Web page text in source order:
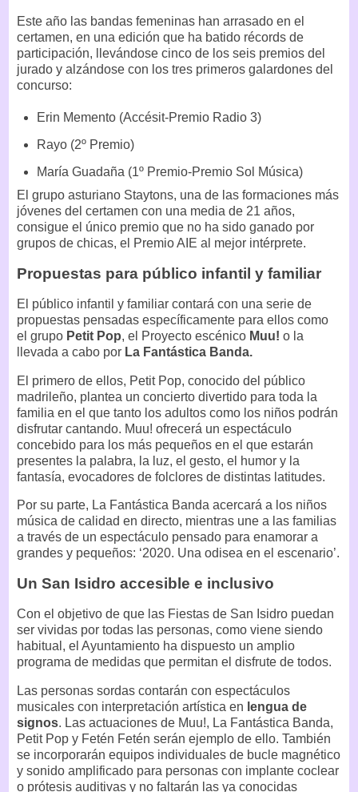
Este año las bandas femeninas han arrasado en el
certamen, en una edición que ha batido récords de
participación, llevándose cinco de los seis premios del
jurado y alzándose con los tres primeros galardones del
concurso:
Erin Memento (Accésit-Premio Radio 3)
Rayo (2º Premio)
María Guadaña (1º Premio-Premio Sol Música)
El grupo asturiano Staytons, una de las formaciones más
jóvenes del certamen con una media de 21 años,
consigue el único premio que no ha sido ganado por
grupos de chicas, el Premio AIE al mejor intérprete.
Propuestas para público infantil y familiar
El público infantil y familiar contará con una serie de
propuestas pensadas específicamente para ellos como
el grupo Petit Pop, el Proyecto escénico Muu! o la
llevada a cabo por La Fantástica Banda.
El primero de ellos, Petit Pop, conocido del público
madrileño, plantea un concierto divertido para toda la
familia en el que tanto los adultos como los niños podrán
disfrutar cantando. Muu! ofrecerá un espectáculo
concebido para los más pequeños en el que estarán
presentes la palabra, la luz, el gesto, el humor y la
fantasía, evocadores de folclores de distintas latitudes.
Por su parte, La Fantástica Banda acercará a los niños
música de calidad en directo, mientras une a las familias
a través de un espectáculo pensado para enamorar a
grandes y pequeños: ‘2020. Una odisea en el escenario’.
Un San Isidro accesible e inclusivo
Con el objetivo de que las Fiestas de San Isidro puedan
ser vividas por todas las personas, como viene siendo
habitual, el Ayuntamiento ha dispuesto un amplio
programa de medidas que permitan el disfrute de todos.
Las personas sordas contarán con espectáculos
musicales con interpretación artística en lengua de
signos. Las actuaciones de Muu!, La Fantástica Banda,
Petit Pop y Fetén Fetén serán ejemplo de ello. También
se incorporarán equipos individuales de bucle magnético
y sonido amplificado para personas con implante coclear
o prótesis auditivas y no faltarán las ya conocidas